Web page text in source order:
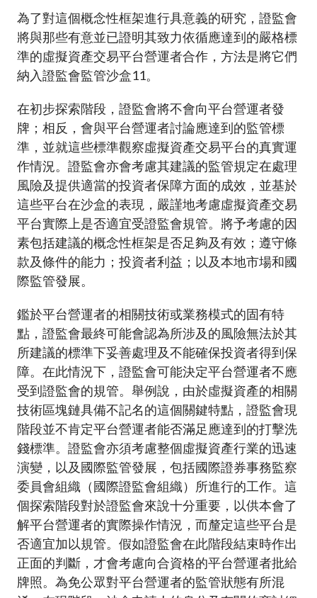
為了對這個概念性框架進行具意義的研究，證監會
將與那些有意並已證明其致力依循應達到的嚴格標
準的虛擬資產交易平台營運者合作，方法是將它們
納入證監會監管沙盒11。
在初步探索階段，證監會將不會向平台營運者發
牌；相反，會與平台營運者討論應達到的監管標
準，並就這些標準觀察虛擬資產交易平台的真實運
作情況。證監會亦會考慮其建議的監管規定在處理
風險及提供適當的投資者保障方面的成效，並基於
這些平台在沙盒的表現，嚴謹地考慮虛擬資產交易
平台實際上是否適宜受證監會規管。將予考慮的因
素包括建議的概念性框架是否足夠及有效；遵守條
款及條件的能力；投資者利益；以及本地市場和國
際監管發展。
鑑於平台營運者的相關技術或業務模式的固有特
點，證監會最終可能會認為所涉及的風險無法於其
所建議的標準下妥善處理及不能確保投資者得到保
障。在此情況下，證監會可能決定平台營運者不應
受到證監會的規管。舉例說，由於虛擬資產的相關
技術區塊鏈具備不記名的這個關鍵特點，證監會現
階段並不肯定平台營運者能否滿足應達到的打擊洗
錢標準。證監會亦須考慮整個虛擬資產行業的迅速
演變，以及國際監管發展，包括國際證券事務監察
委員會組織（國際證監會組織）所進行的工作。這
個探索階段對於證監會來說十分重要，以供本會了
解平台營運者的實際操作情況，而釐定這些平台是
否適宜加以規管。假如證監會在此階段結束時作出
正面的判斷，才會考慮向合資格的平台營運者批給
牌照。為免公眾對平台營運者的監管狀態有所混